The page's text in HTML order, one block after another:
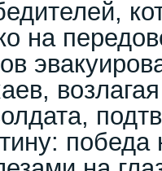
на
победа